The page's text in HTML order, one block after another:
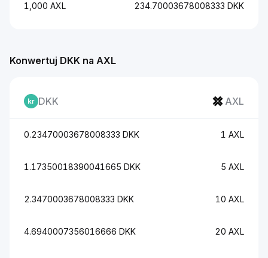
1,000 AXL 234.70003678008333 DKK
Konwertuj DKK na AXL
DKK AXL
0.23470003678008333 DKK 1 AXL
1.17350018390041665 DKK 5 AXL
2.3470003678008333 DKK 10 AXL
4.6940007356016666 DKK 20 AXL